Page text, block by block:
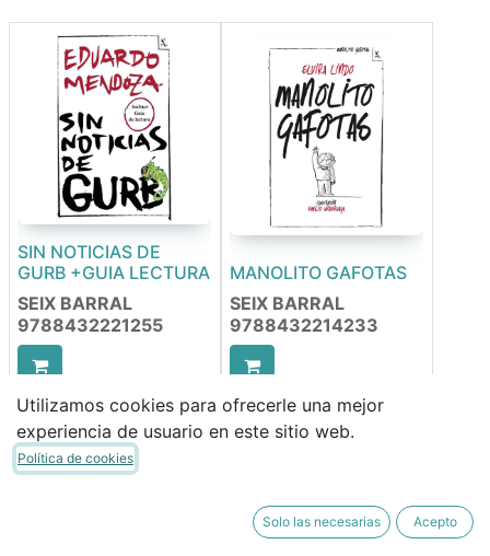
SIN NOTICIAS DE
GURB +GUIA LECTURA
SEIX BARRAL
9788432221255
11,01€
MANOLITO GAFOTAS
SEIX BARRAL
9788432214233
11,01€
Utilizamos cookies para ofrecerle una mejor
experiencia de usuario en este sitio web.
Política de cookies
Solo las necesarias Acepto